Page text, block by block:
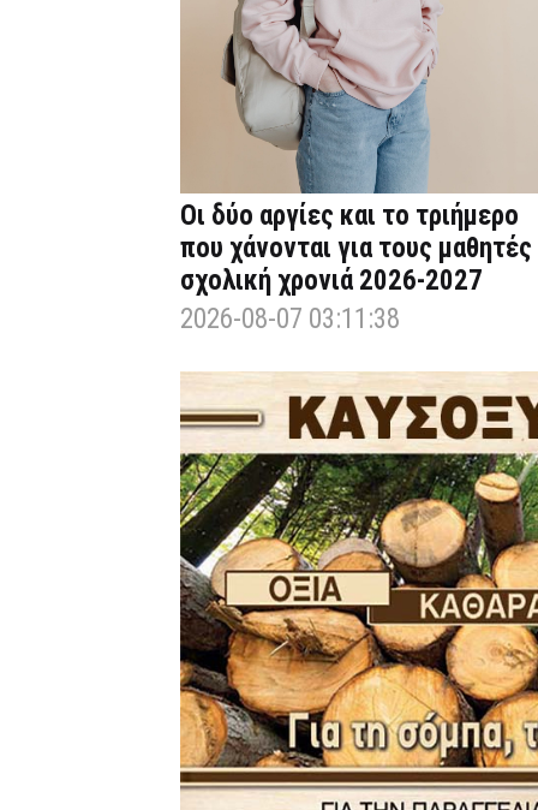
Οι δύο αργίες και το τριήμερο
που χάνονται για τους μαθητές
σχολική χρονιά 2026-2027
2026-08-07 03:11:38